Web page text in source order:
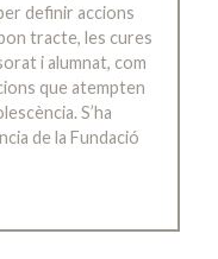
definir accions
tracte, les cures
i alumnat, com
que atempten
S’ha
de la Fundació